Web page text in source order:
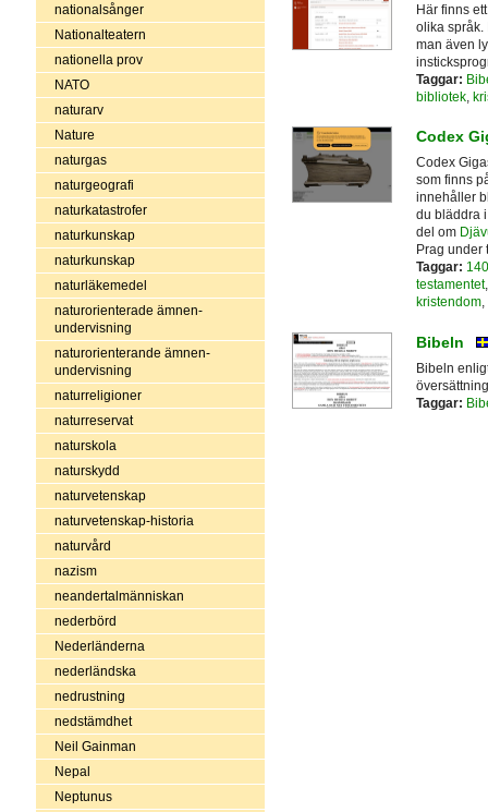
nationalsånger
Nationalteatern
nationella prov
NATO
naturarv
Nature
naturgas
naturgeografi
naturkatastrofer
naturkunskap
naturkunskap
naturläkemedel
naturorienterade ämnen-
undervisning
naturorienterande ämnen-
undervisning
naturreligioner
naturreservat
naturskola
naturskydd
naturvetenskap
naturvetenskap-historia
naturvård
nazism
neandertalmänniskan
nederbörd
Nederländerna
nederländska
nedrustning
nedstämdhet
Neil Gainman
Nepal
Neptunus
Här finns
olika språk.
man även
Taggar:
bibliotek,
Codex
Codex
som finns
innehåller
du bläddra
del om
Prag under
Taggar:
testamentet
kristendom,
Bibeln
Bibeln
Taggar: